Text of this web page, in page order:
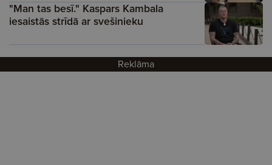
"Man tas besī." Kaspars Kambala
iesaistās strīdā ar svešinieku
Reklāma